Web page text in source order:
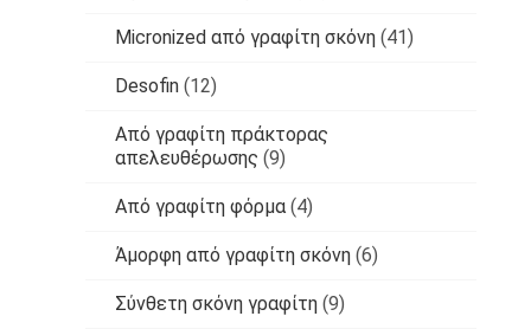
Micronized από γραφίτη σκόνη (41)
Desofin (12)
Από γραφίτη πράκτορας
απελευθέρωσης (9)
Από γραφίτη φόρμα (4)
Άμορφη από γραφίτη σκόνη (6)
Σύνθετη σκόνη γραφίτη (9)